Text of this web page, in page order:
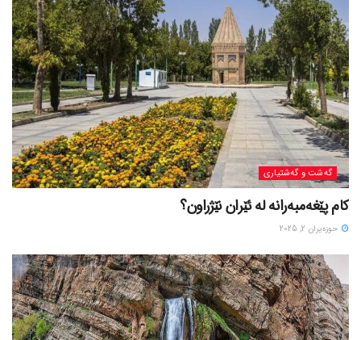
گه‌شت و گه‌شتیاری
کام پێغەمبەرانە لە ئێران نێژراون؟
حوزه‌یران 2, 2025